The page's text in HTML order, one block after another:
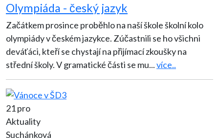
Olympiáda - český jazyk
Začátkem prosince proběhlo na naší škole školní kolo
olympiády v českém jazykce. Zúčastnili se ho všichni
deváťáci, kteří se chystají na přijímací zkoušky na
střední školy. V gramatické části se mu...více..
21 pro
Aktuality
Suchánková